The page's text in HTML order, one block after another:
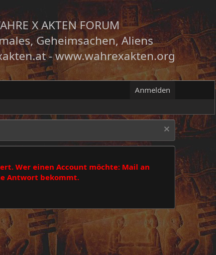
X AKTEN FORUM
Geheimsachen, Aliens
-www.wahrexakten.org
Anmelden
Wer einen Account möchte: Mail an
Antwort bekommt.